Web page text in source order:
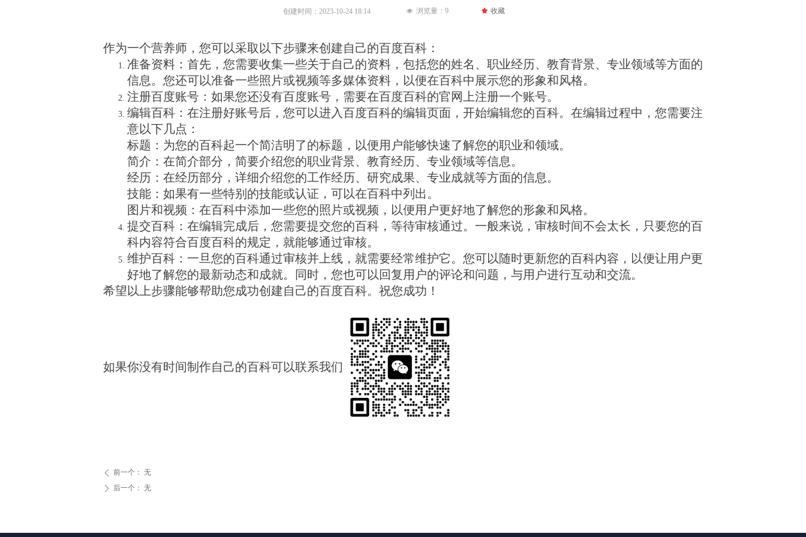
作为一个营养师，您可以采取以下步骤来创建自己的百度百科：
准备资料：首先，您需要收集一些关于自己的资料，包括您的姓名、职业经历、教育背景、专业领域等方面的
信息。您还可以准备一些照片或视频等多媒体资料，以便在百科中展示您的形象和风格。
注册百度账号：如果您还没有百度账号，需要在百度百科的官网上注册一个账号。
编辑百科：在注册好账号后，您可以进入百度百科的编辑页面，开始编辑您的百科。在编辑过程中，您需要注
意以下几点：
标题：为您的百科起一个简洁明了的标题，以便用户能够快速了解您的职业和领域。
简介：在简介部分，简要介绍您的职业背景、教育经历、专业领域等信息。
经历：在经历部分，详细介绍您的工作经历、研究成果、专业成就等方面的信息。
技能：如果有一些特别的技能或认证，可以在百科中列出。
图片和视频：在百科中添加一些您的照片或视频，以便用户更好地了解您的形象和风格。
提交百科：在编辑完成后，您需要提交您的百科，等待审核通过。一般来说，审核时间不会太长，只要您的百
科内容符合百度百科的规定，就能够通过审核。
维护百科：一旦您的百科通过审核并上线，就需要经常维护它。您可以随时更新您的百科内容，以便让用户更
好地了解您的最新动态和成就。同时，您也可以回复用户的评论和问题，与用户进行互动和交流。
希望以上步骤能够帮助您成功创建自己的百度百科。祝您成功！
如果你没有时间制作自己的百科可以联系我们
ꄴ 前一个： 无
ꄲ 后一个： 无
创建时间： 2023-10-24 18:14 넶 浏览量： 9 끄 收藏